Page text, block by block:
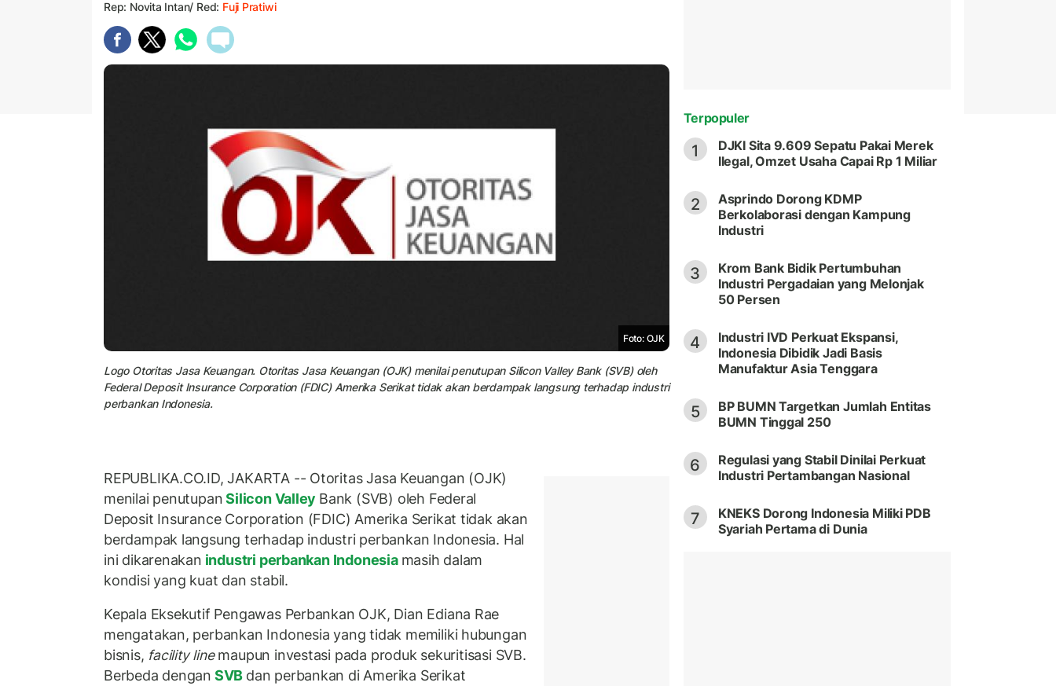
Rep: Novita Intan/ Red: Fuji Pratiwi
Foto: OJK
Logo Otoritas Jasa Keuangan. Otoritas Jasa Keuangan (OJK) menilai penutupan Silicon Valley Bank (SVB) oleh
Federal Deposit Insurance Corporation (FDIC) Amerika Serikat tidak akan berdampak langsung terhadap industri
perbankan Indonesia.
REPUBLIKA.CO.ID, JAKARTA -- Otoritas Jasa Keuangan (OJK)
menilai penutupanSilicon Valley Bank (SVB) oleh Federal
Deposit Insurance Corporation (FDIC) Amerika Serikat tidak akan
berdampak langsung terhadap industri perbankan Indonesia. Hal
ini dikarenakan industri perbankan Indonesia masih dalam
kondisi yang kuat dan stabil.
Kepala Eksekutif Pengawas Perbankan OJK, Dian Ediana Rae
mengatakan, perbankan Indonesia yang tidak memiliki hubungan
bisnis, facility linemaupun investasi pada produk sekuritisasi SVB.
Berbeda dengan SVB dan perbankan di Amerika Serikat
Terpopuler
1
DJKI Sita 9.609 Sepatu Pakai Merek
Ilegal, Omzet Usaha Capai Rp 1 Miliar
2
Asprindo Dorong KDMP
Berkolaborasi dengan Kampung
Industri
3
Krom Bank Bidik Pertumbuhan
Industri Pergadaian yang Melonjak
50 Persen
4
Industri IVD Perkuat Ekspansi,
Indonesia Dibidik Jadi Basis
Manufaktur Asia Tenggara
5
BP BUMN Targetkan Jumlah Entitas
BUMN Tinggal 250
6
Regulasi yang Stabil Dinilai Perkuat
Industri Pertambangan Nasional
7
KNEKS Dorong Indonesia Miliki PDB
Syariah Pertama di Dunia